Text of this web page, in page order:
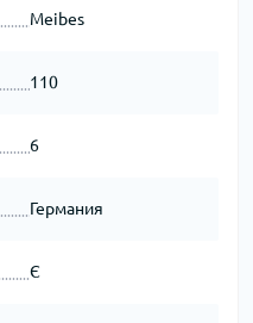
Meibes
110
6
Германия
Є